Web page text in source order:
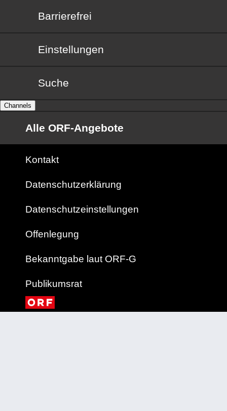
Barrierefrei
Barrierefrei
Einstellungen
Suche
Channels
Alle ORF-Angebote
Kontakt
Datenschutzerklärung
Datenschutzeinstellungen
Offenlegung
Bekanntgabe laut ORF-G
Publikumsrat